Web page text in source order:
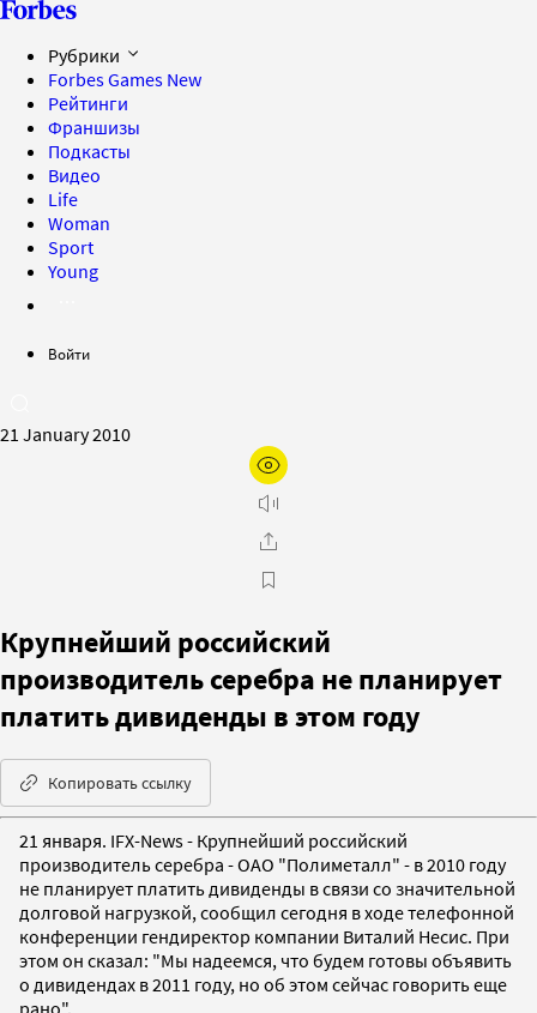
Рубрики
Forbes Games New
Рейтинги
Франшизы
Подкасты
Видео
Life
Woman
Sport
Young
Войти
21 January 2010
Крупнейший российский
производитель серебра не планирует
платить дивиденды в этом году
Копировать ссылку
21 января. IFX-News - Крупнейший российский
производитель серебра - ОАО "Полиметалл" - в 2010 году
не планирует платить дивиденды в связи со значительной
долговой нагрузкой, сообщил сегодня в ходе телефонной
конференции гендиректор компании Виталий Несис. При
этом он сказал: "Мы надеемся, что будем готовы объявить
о дивидендах в 2011 году, но об этом сейчас говорить еще
рано".